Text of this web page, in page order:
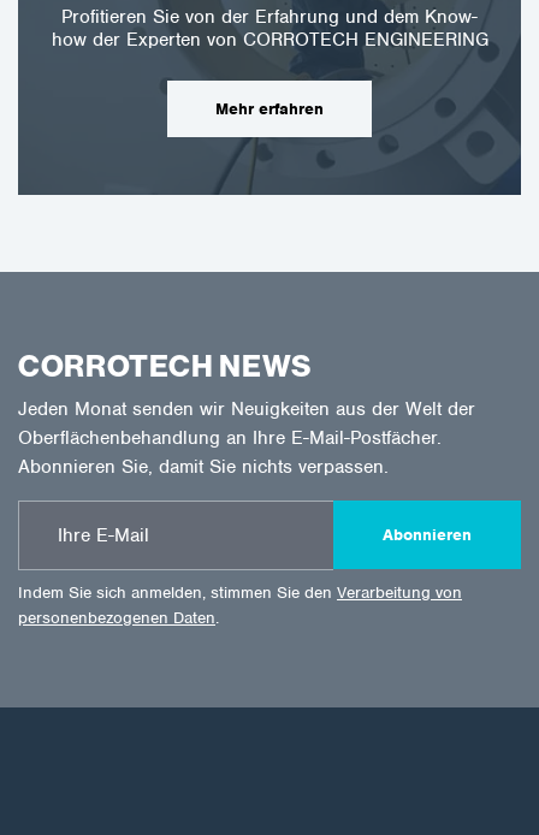
Profitieren Sie von der Erfahrung und dem Know-
how der Experten von CORROTECH ENGINEERING
Mehr erfahren
CORROTECH NEWS
Jeden Monat senden wir Neuigkeiten aus der Welt der
Oberflächenbehandlung an Ihre E-Mail-Postfächer.
Abonnieren Sie, damit Sie nichts verpassen.
Abonnieren
Indem Sie sich anmelden, stimmen Sie den Verarbeitung von
personenbezogenen Daten.